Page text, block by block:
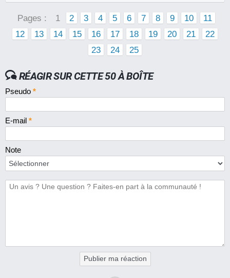
Pages : 1 2 3 4 5 6 7 8 9 10
11
12
13 14 15 16 17 18 19 20 21
22
23
24 25
RÉAGIR SUR CETTE 50 À BOÎTE
Pseudo *
E-mail *
Note
Publier ma réaction